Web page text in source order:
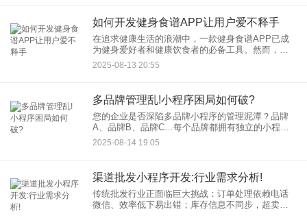
如何开发健身食谱APP让用户爱不释手
在追求健康生活的浪潮中，一款健身食谱APP已成
为健身爱好者和健康饮食者的必备工具。然而，市
面上不少应用要么食谱单一，要么操作复杂，让用
户难以坚持。要让你的健身食谱APP开发项目脱颖
2025-08-13 20:55
多品牌管理乱!小程序困局如何破?
您的企业是否深陷多品牌小程序的管理泥潭？品牌
A、品牌B、品牌C…每个品牌都拥有独立的小程
序，结果却是： 数据割裂严重： 用户行为、销售数
据分散在各处，难以形成全局洞察，决策如同盲人
2025-08-14 19:05
渠道批发小程序开发:行业需求分析!
传统批发行业正面临巨大挑战：订单处理依赖电话
微信、效率低下易出错；库存信息不同步，超卖或